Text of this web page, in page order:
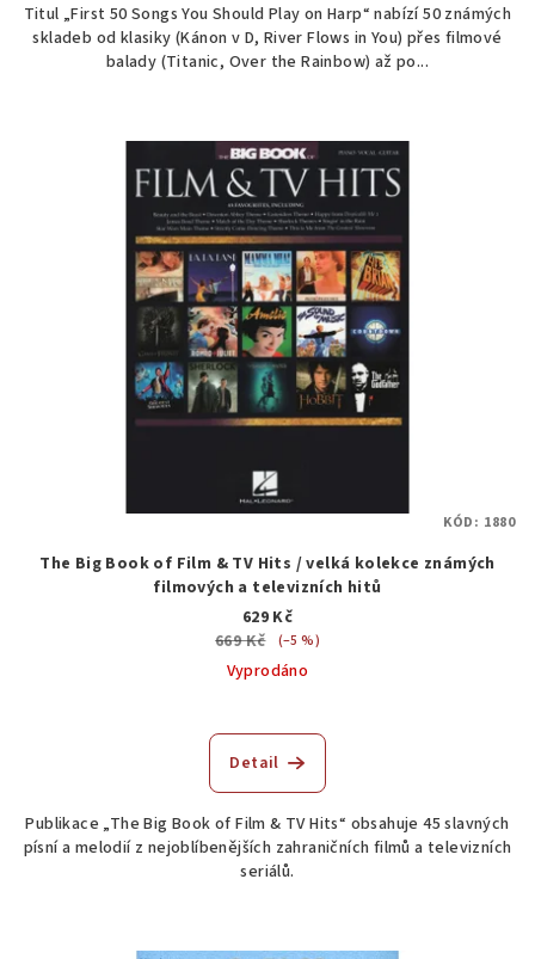
Titul „First 50 Songs You Should Play on Harp“ nabízí 50 známých
skladeb od klasiky (Kánon v D, River Flows in You) přes filmové
balady (Titanic, Over the Rainbow) až po...
The Big Book of Film & TV Hits / velká kolekce známých
filmových a televizních hitů
629 Kč
669 Kč
(–5 %)
Vyprodáno
Detail
Publikace „The Big Book of Film & TV Hits“ obsahuje 45 slavných
písní a melodií z nejoblíbenějších zahraničních filmů a televizních
seriálů.
KÓD: 1880